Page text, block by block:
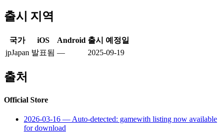
출시 지역
국가 iOS Android 출시 예정일
jpJapan 발표됨 — 2025-09-19
출처
Official Store
2026-03-16 — Auto-detected: gamewith listing now available
for download